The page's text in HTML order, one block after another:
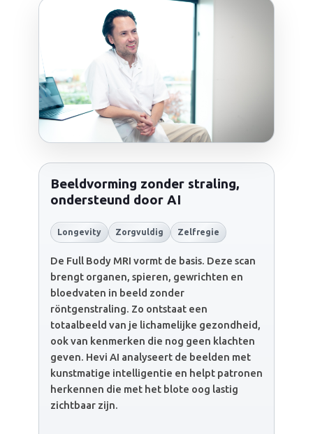
Beeldvorming zonder straling,
ondersteund door AI
Longevity Zorgvuldig Zelfregie
De Full Body MRI vormt de basis. Deze scan
brengt organen, spieren, gewrichten en
bloedvaten in beeld zonder
röntgenstraling. Zo ontstaat een
totaalbeeld van je lichamelijke gezondheid,
ook van kenmerken die nog geen klachten
geven. Hevi AI analyseert de beelden met
kunstmatige intelligentie en helpt patronen
herkennen die met het blote oog lastig
zichtbaar zijn.